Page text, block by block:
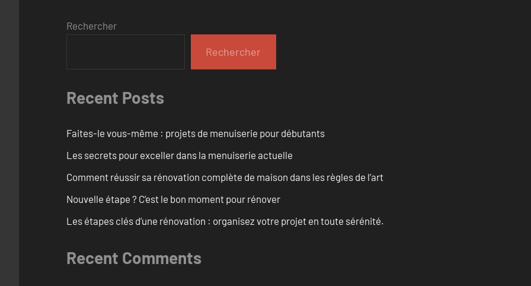
Rechercher
Rechercher
Recent Posts
Faites-le vous-même : projets de menuiserie pour débutants
Les secrets pour exceller dans la menuiserie actuelle
Comment réussir sa rénovation complète de maison dans les règles de l’art
Nouvelle étape ? C’est le bon moment pour rénover
Les étapes clés d’une rénovation : organisez votre projet en toute sérénité.
Recent Comments